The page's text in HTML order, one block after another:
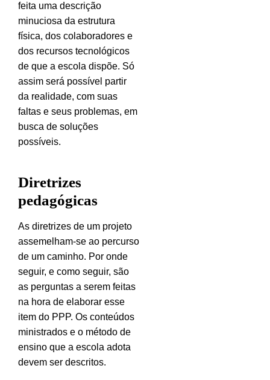
feita uma descrição
minuciosa da estrutura
física, dos colaboradores e
dos recursos tecnológicos
de que a escola dispõe. Só
assim será possível partir
da realidade, com suas
faltas e seus problemas, em
busca de soluções
possíveis.
Diretrizes
pedagógicas
As diretrizes de um projeto
assemelham-se ao percurso
de um caminho. Por onde
seguir, e como seguir, são
as perguntas a serem feitas
na hora de elaborar esse
item do PPP. Os conteúdos
ministrados e o método de
ensino que a escola adota
devem ser descritos.